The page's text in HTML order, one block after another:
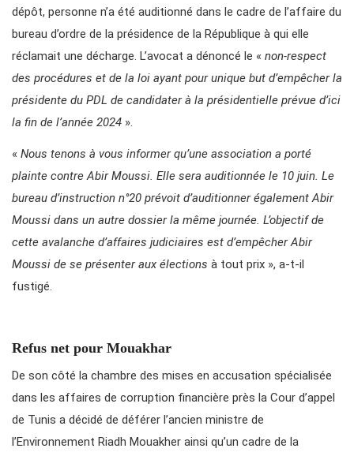
dépôt, personne n’a été auditionné dans le cadre de l’affaire du
bureau d’ordre de la présidence de la République à qui elle
réclamait une décharge. L’avocat a dénoncé le « non-respect
des procédures et de la loi ayant pour unique but d’empêcher la
présidente du PDL de candidater à la présidentielle prévue d’ici
la fin de l’année 2024 ».
« Nous tenons à vous informer qu’une association a porté
plainte contre Abir Moussi. Elle sera auditionnée le 10 juin. Le
bureau d’instruction n°20 prévoit d’auditionner également Abir
Moussi dans un autre dossier la même journée. L’objectif de
cette avalanche d’affaires judiciaires est d’empêcher Abir
Moussi de se présenter aux élections à tout prix », a-t-il
fustigé.
Refus net pour Mouakhar
De son côté la chambre des mises en accusation spécialisée
dans les affaires de corruption financière près la Cour d’appel
de Tunis a décidé de déférer l’ancien ministre de
l’Environnement Riadh Mouakher ainsi qu’un cadre de la